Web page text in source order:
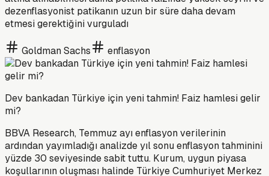
dezenflasyonist patikanın uzun bir süre daha devam
etmesi gerektiğini vurguladı
Goldman Sachs enflasyon
Dev bankadan Türkiye için yeni tahmin! Faiz hamlesi gelir
mi?
BBVA Research, Temmuz ayı enflasyon verilerinin
ardından yayımladığı analizde yıl sonu enflasyon tahminini
yüzde 30 seviyesinde sabit tuttu. Kurum, uygun piyasa
koşullarının oluşması halinde Türkiye Cumhuriyet Merkez